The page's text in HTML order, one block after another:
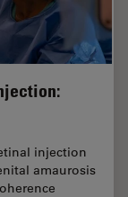
injection
amaurosis